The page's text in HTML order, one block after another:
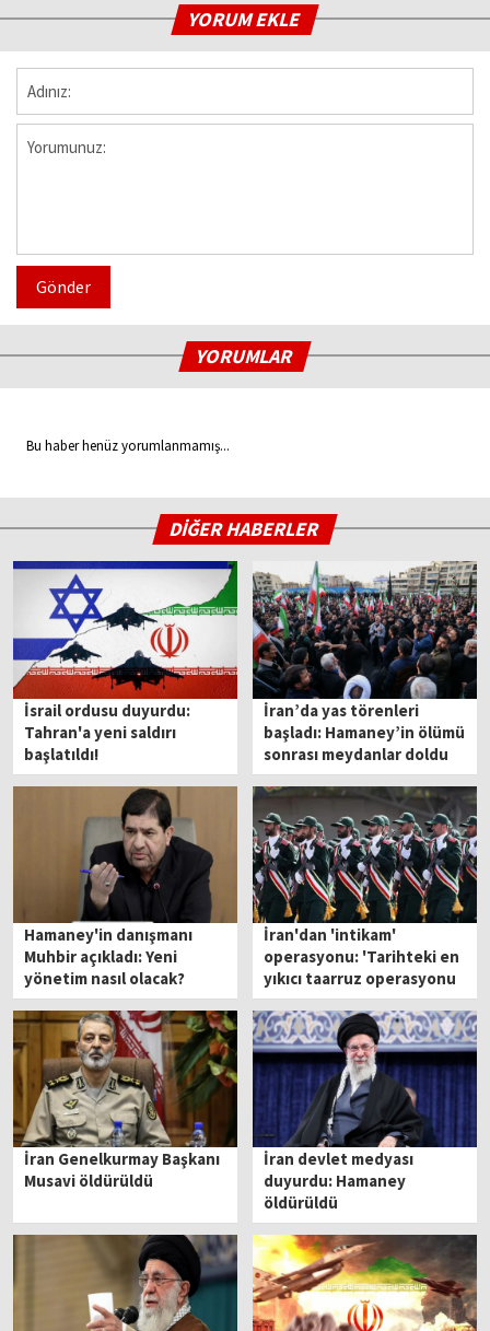
YORUM EKLE
Gönder
YORUMLAR
Bu haber henüz yorumlanmamış...
DİĞER HABERLER
İsrail ordusu duyurdu:
Tahran'a yeni saldırı
başlatıldı!
İran’da yas törenleri
başladı: Hamaney’in ölümü
sonrası meydanlar doldu
Hamaney'in danışmanı
Muhbir açıkladı: Yeni
yönetim nasıl olacak?
İran'dan 'intikam'
operasyonu: 'Tarihteki en
yıkıcı taarruz operasyonu
başlatılacak'
İran Genelkurmay Başkanı
Musavi öldürüldü
İran devlet medyası
duyurdu: Hamaney
öldürüldü